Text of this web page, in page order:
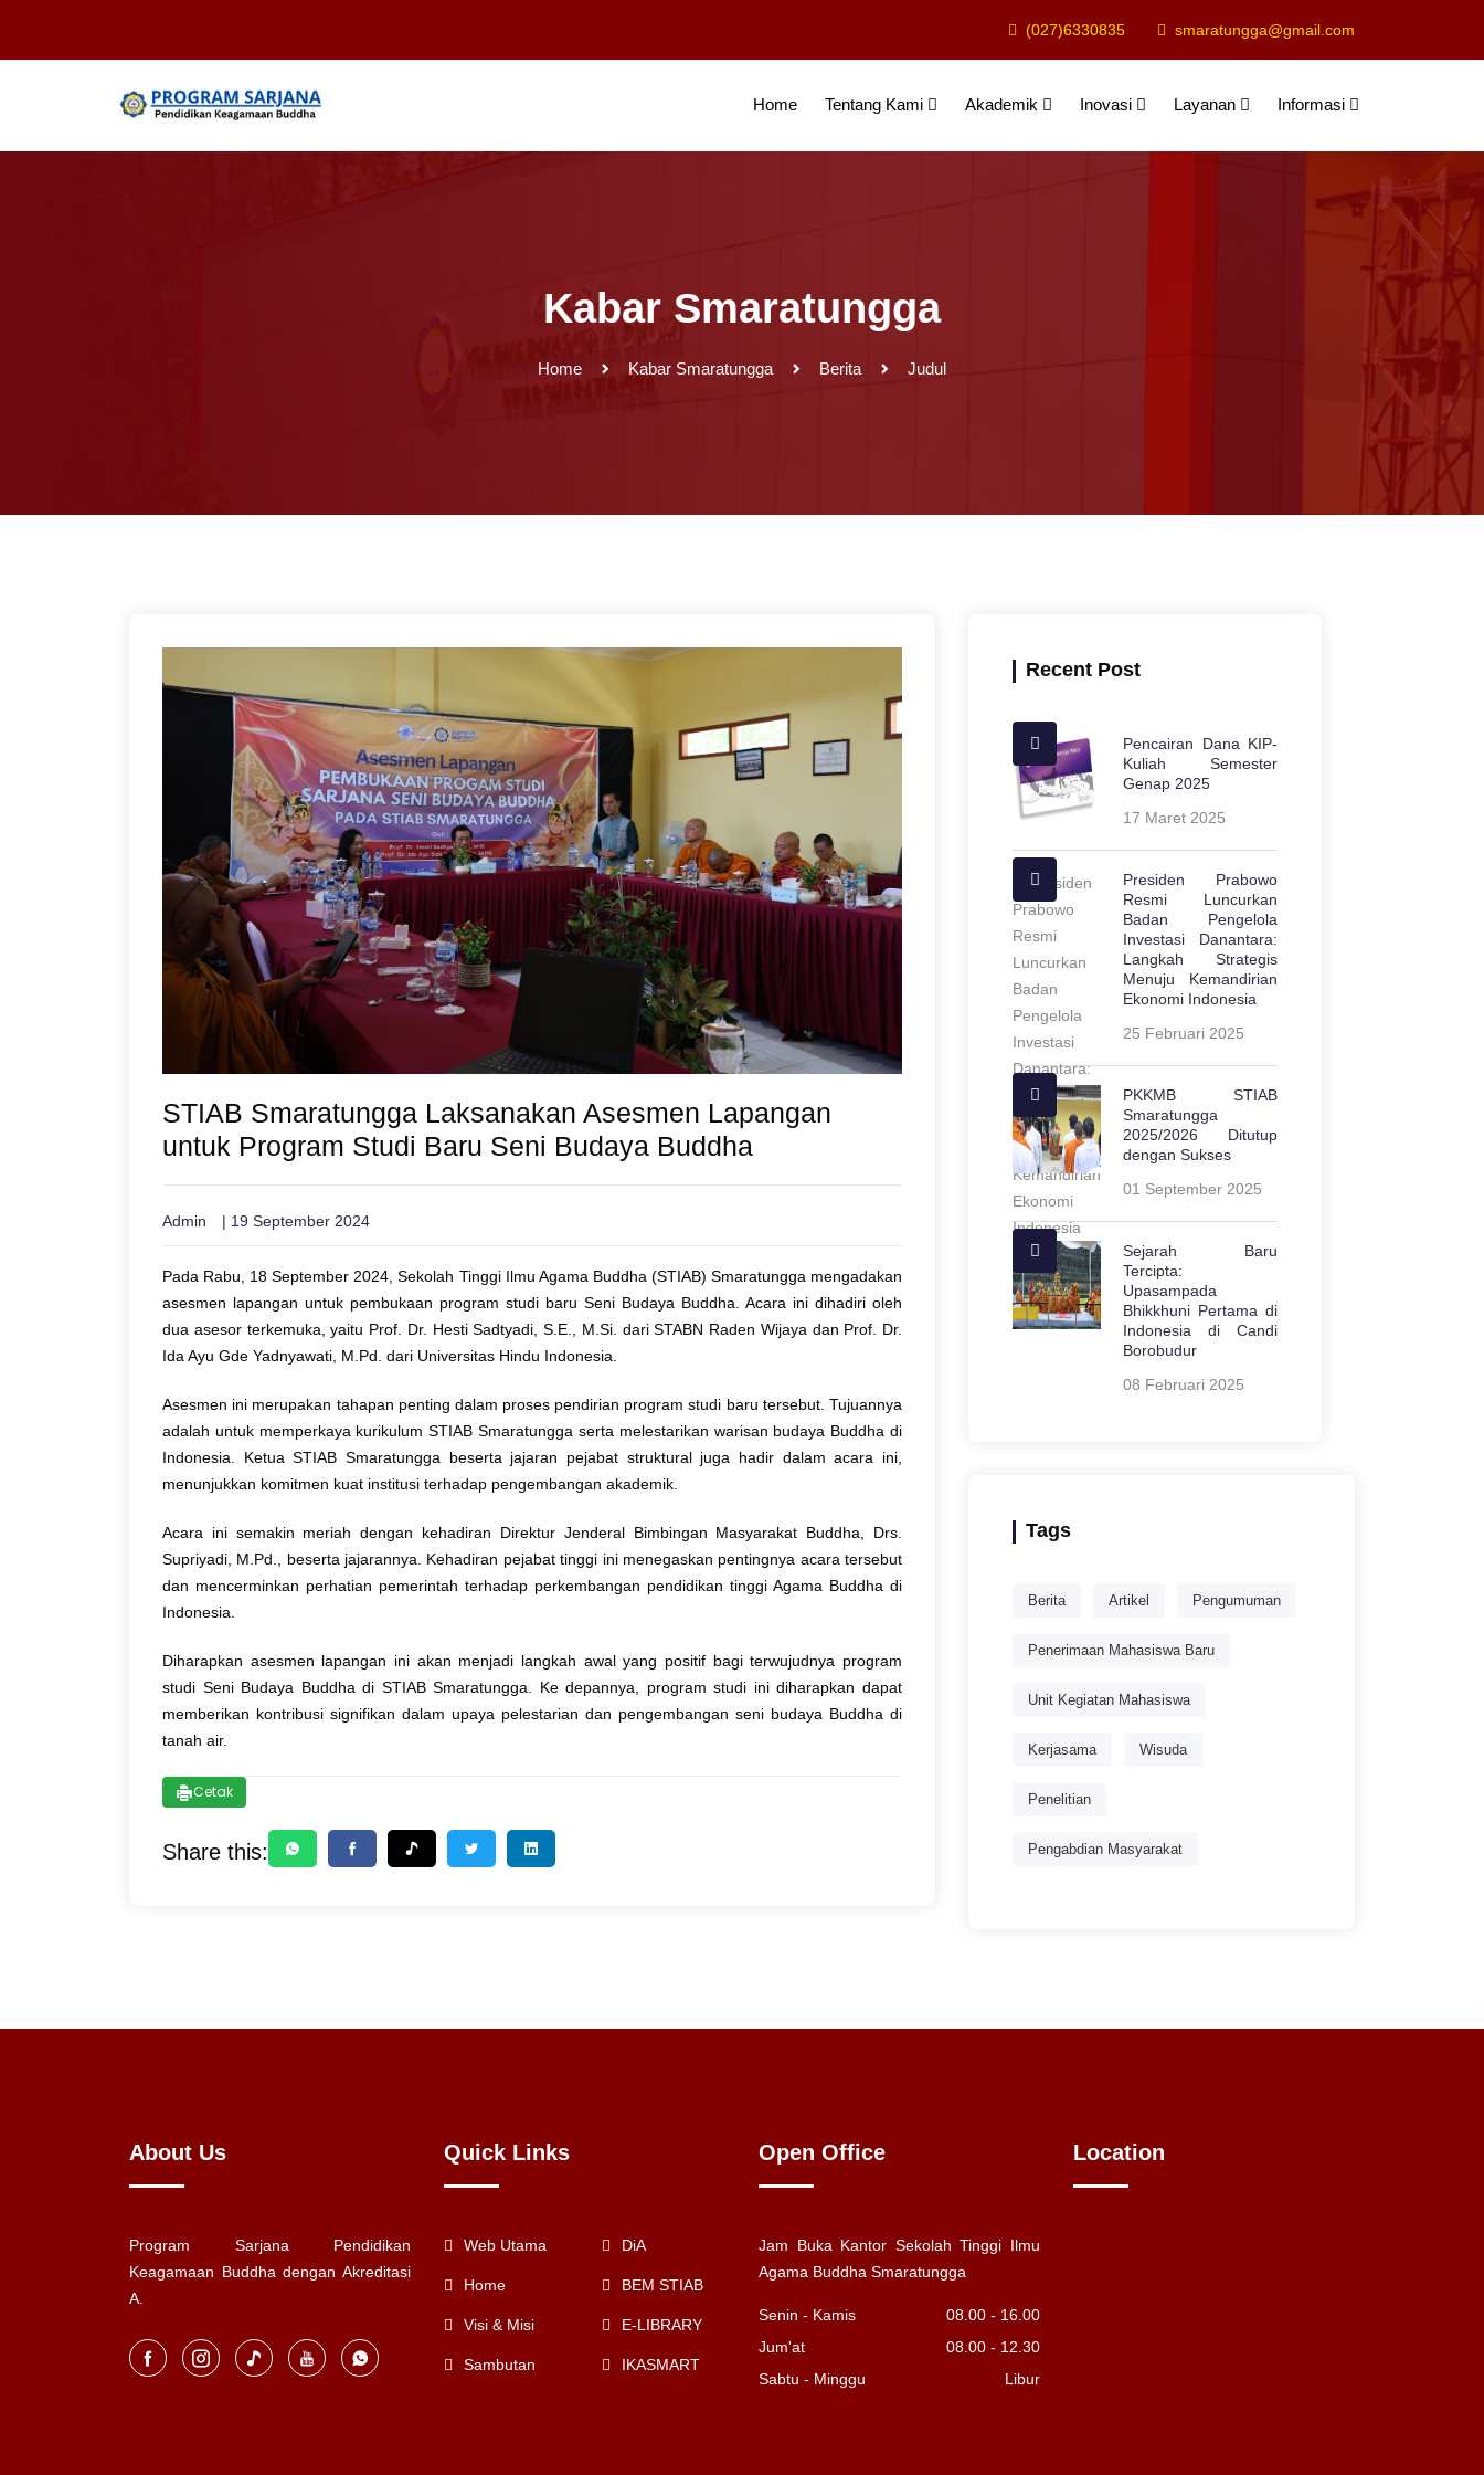
(027)6330835 smaratungga@gmail.com
Home Tentang Kami Akademik Inovasi Layanan Informasi
Kabar Smaratungga
Home Kabar Smaratungga Berita Judul
STIAB Smaratungga Laksanakan Asesmen Lapangan
untuk Program Studi Baru Seni Budaya Buddha
Admin | 19 September 2024
Pada Rabu, 18 September 2024, Sekolah Tinggi Ilmu Agama Buddha (STIAB) Smaratungga mengadakan
asesmen lapangan untuk pembukaan program studi baru Seni Budaya Buddha. Acara ini dihadiri oleh
dua asesor terkemuka, yaitu Prof. Dr. Hesti Sadtyadi, S.E., M.Si. dari STABN Raden Wijaya dan Prof. Dr.
Ida Ayu Gde Yadnyawati, M.Pd. dari Universitas Hindu Indonesia.
Asesmen ini merupakan tahapan penting dalam proses pendirian program studi baru tersebut. Tujuannya
adalah untuk memperkaya kurikulum STIAB Smaratungga serta melestarikan warisan budaya Buddha di
Indonesia. Ketua STIAB Smaratungga beserta jajaran pejabat struktural juga hadir dalam acara ini,
menunjukkan komitmen kuat institusi terhadap pengembangan akademik.
Acara ini semakin meriah dengan kehadiran Direktur Jenderal Bimbingan Masyarakat Buddha, Drs.
Supriyadi, M.Pd., beserta jajarannya. Kehadiran pejabat tinggi ini menegaskan pentingnya acara tersebut
dan mencerminkan perhatian pemerintah terhadap perkembangan pendidikan tinggi Agama Buddha di
Indonesia.
Diharapkan asesmen lapangan ini akan menjadi langkah awal yang positif bagi terwujudnya program
studi Seni Budaya Buddha di STIAB Smaratungga. Ke depannya, program studi ini diharapkan dapat
memberikan kontribusi signifikan dalam upaya pelestarian dan pengembangan seni budaya Buddha di
tanah air.
Cetak
Share this:
Recent Post
Pencairan Dana KIP-
Kuliah Semester
Genap 2025
17 Maret 2025
Presiden Prabowo
Resmi Luncurkan
Badan Pengelola
Investasi Danantara:
Langkah Strategis
Menuju Kemandirian
Ekonomi Indonesia
25 Februari 2025
PKKMB STIAB
Smaratungga
2025/2026 Ditutup
dengan Sukses
01 September 2025
Sejarah Baru
Tercipta:
Upasampada
Bhikkhuni Pertama di
Indonesia di Candi
Borobudur
08 Februari 2025
Tags
Berita Artikel Pengumuman
Penerimaan Mahasiswa Baru
Unit Kegiatan Mahasiswa
Kerjasama Wisuda
Penelitian
Pengabdian Masyarakat
About Us
Program Sarjana Pendidikan
Keagamaan Buddha dengan Akreditasi
A.
Quick Links
Web Utama
Home
Visi & Misi
Sambutan
DiA
BEM STIAB
E-LIBRARY
IKASMART
Open Office
Jam Buka Kantor Sekolah Tinggi Ilmu
Agama Buddha Smaratungga
Senin - Kamis
08.00 - 16.00
Jum'at
08.00 - 12.30
Sabtu - Minggu
Libur
Location